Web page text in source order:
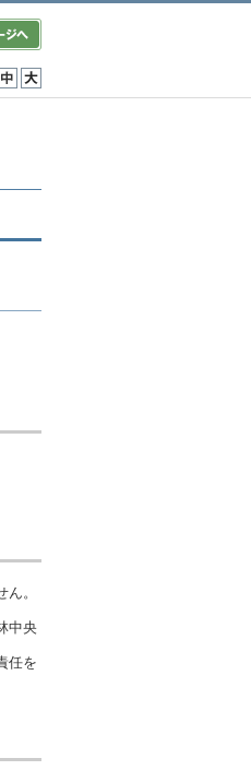
大
。
中央
任を